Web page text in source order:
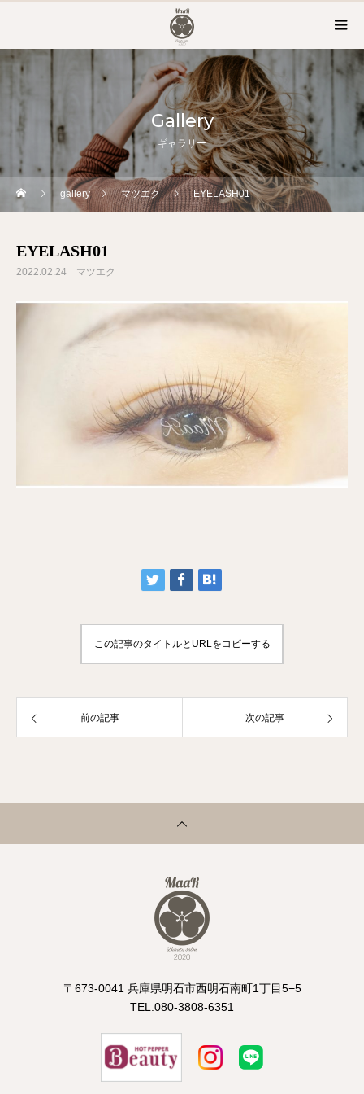
Gallery
ギャラリー
gallery マツエク EYELASH01
EYELASH01
2022.02.24 マツエク
この記事のタイトルとURLをコピーする
前の記事 次の記事
〒673-0041 兵庫県明石市西明石南町1丁目5−5
TEL.080-3808-6351